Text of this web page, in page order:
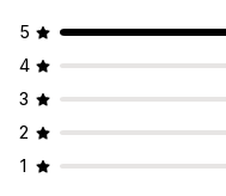
5
4
3
2
1